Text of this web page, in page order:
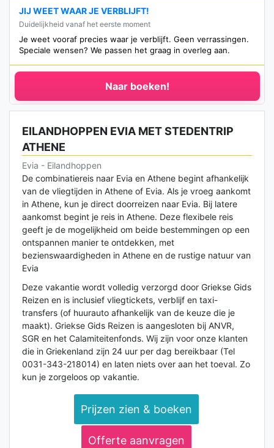
JIJ WEET WAAR JE VERBLIJFT!
Duidelijkheid vanaf het eerste moment
Je weet vooraf precies waar je verblijft. Geen verrassingen.
Speciale wensen? We passen het graag in overleg aan.
Naar boeken!
EILANDHOPPEN EVIA MET STEDENTRIP
ATHENE
Evia - Eilandhoppen
De combinatiereis naar Evia en Athene begint afhankelijk
van de vliegtijden in Athene of Evia. Als je vroeg aankomt
in Athene, kun je direct doorreizen naar Evia. Bij latere
aankomst begint je reis in Athene. Deze flexibele reis
geeft je de mogelijkheid om beide bestemmingen op een
ontspannen manier te ontdekken, met
bezienswaardigheden in Athene en de rustige natuur van
Evia​
Deze vakantie wordt volledig verzorgd door Griekse Gids
Reizen en is inclusief vliegtickets, verblijf en taxi-
transfers (of huurauto afhankelijk van de keuze die je
maakt). Griekse Gids Reizen is aangesloten bij ANVR,
SGR en het Calamiteitenfonds. Wij zijn voor onze klanten
die in Griekenland zijn 24 uur per dag bereikbaar (Tel
0031-343-218014) en laten niets over aan het toeval. Zo
kun je zorgeloos op vakantie.
Prijzen zien & boeken
Offerte aanvragen